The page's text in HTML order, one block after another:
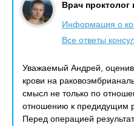
Врач проктолог
Информация о
Все ответы
Уважаемый Андрей,
крови на
смысл не только по
отношению к предидущим
Перед операцией